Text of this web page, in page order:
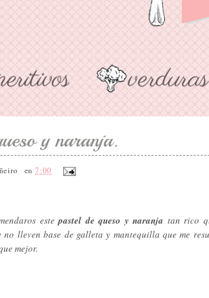
y naranja.
en7:00
estepastel de queso y naranja tan rico
lleven base de galleta y mantequilla que me
mejor.